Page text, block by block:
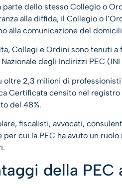
parte dello stesso Collegio o
alla diffida, il Collegio o
alla comunicazione del
Collegi e Ordini sono tenuti
Nazionale degli Indirizzi PEC
oltre 2,3 milioni di
Certificata censito nel
del 48%.
fiscalisti, avvocati,
per cui la PEC ha avuto un
della